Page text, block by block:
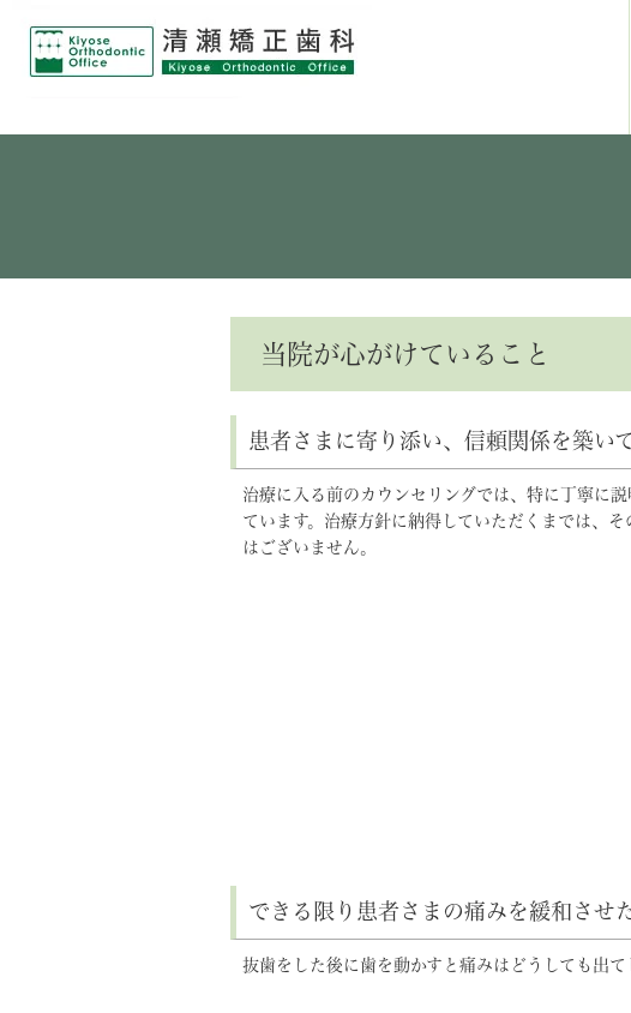
当院が心がけていること
患者さまに寄り添い、信頼関係を築い
治療に入る前のカウンセリングでは、特に丁寧に
ています。治療方針に納得していただくまでは、そ
はございません。
できる限り患者さまの痛みを緩和させ
抜歯をした後に歯を動かすと痛みはどうしても出